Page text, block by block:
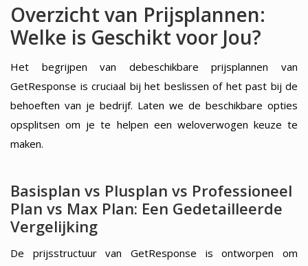
Overzicht van Prijsplannen:
Welke is Geschikt voor Jou?
Het begrijpen van debeschikbare prijsplannen van
GetResponse is cruciaal bij het beslissen of het past bij de
behoeften van je bedrijf. Laten we de beschikbare opties
opsplitsen om je te helpen een weloverwogen keuze te
maken.
Basisplan vs Plusplan vs Professioneel
Plan vs Max Plan: Een Gedetailleerde
Vergelijking
De prijsstructuur van GetResponse is ontworpen om